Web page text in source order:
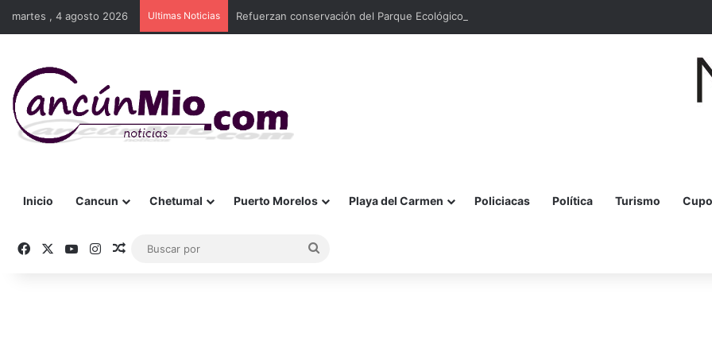
martes , 4 agosto 2026 Ultimas Noticias Refuerzan conservación del Parque Ecológico Estatal Kabah en Cancún
Inicio Cancun Chetumal Puerto Morelos Playa del Carmen Policiacas Política Turismo
FacebookYouTubeInstagram
Publicación al azar